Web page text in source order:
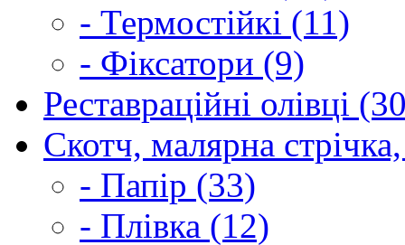
- Термостійкі (11)
- Фіксатори (9)
Реставраційні олівці
Скотч, малярна
- Папір (33)
- Плівка (12)